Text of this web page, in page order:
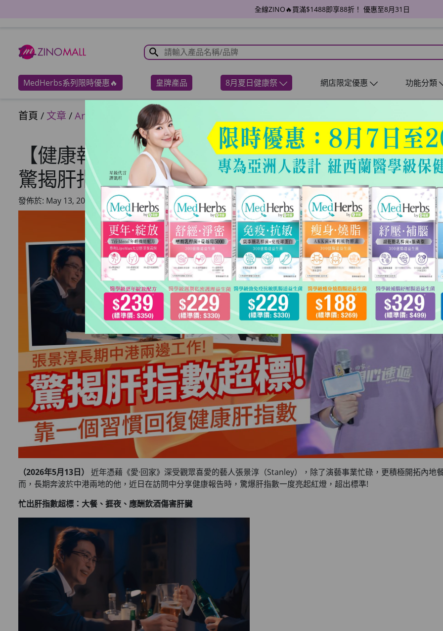
全線ZINO🔥買滿$1488即享88折！ 優惠至8月31日
MedHerbs系列限時優惠🔥 皇牌產品 8月夏日健康祭 網店限定優惠 功能分類
首頁 / 文章 /Articles
【健康報聞】張景淳長期中港兩邊走 工作及生意
驚揭肝指數超標！ 分享靠一個習慣回復肝指數!
發佈於: May 13, 2026
（2026年5月13日）
近年憑藉《愛·回家》深受觀眾喜愛的藝人張景淳（Stanley），除了演藝事業忙碌，更積極開拓內地
而，長期奔波於中港兩地的他，近日在訪問中分享健康報告時，驚爆肝指數一度亮起紅燈，超出標準!
忙出肝指數超標：大餐、捱夜、應酬飲酒傷害肝臟